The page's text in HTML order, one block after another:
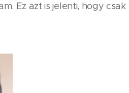
Ez azt is jelenti, hogy csak